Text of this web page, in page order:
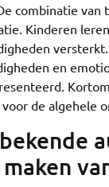
combinatie
Kinderen
en
de algehele